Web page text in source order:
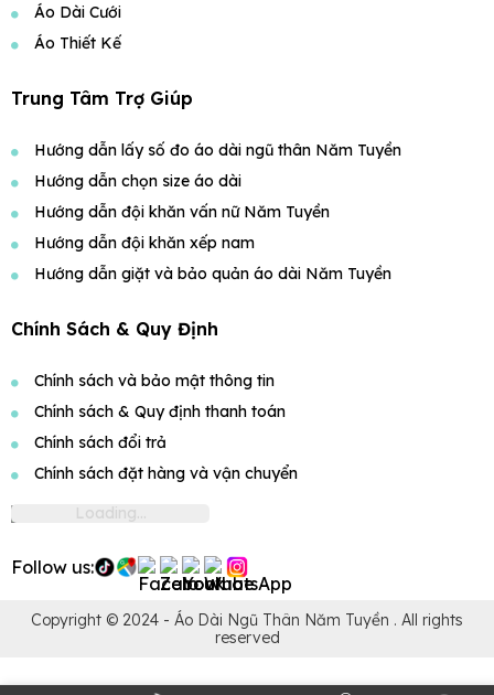
Áo Dài Cưới
Áo Thiết Kế
Trung Tâm Trợ Giúp
Hướng dẫn lấy số đo áo dài ngũ thân Năm Tuyền
Hướng dẫn chọn size áo dài
Hướng dẫn đội khăn vấn nữ Năm Tuyền
Hướng dẫn đội khăn xếp nam
Hướng dẫn giặt và bảo quản áo dài Năm Tuyền
Chính Sách & Quy Định
Chính sách và bảo mật thông tin
Chính sách & Quy định thanh toán
Chính sách đổi trả
Chính sách đặt hàng và vận chuyển
Follow us:
Copyright © 2024 - Áo Dài Ngũ Thân Năm Tuyền . All rights
reserved